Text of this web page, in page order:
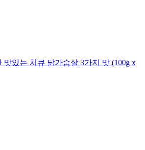
있는 치큐 닭가슴살 3가지 맛 (100g x